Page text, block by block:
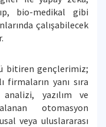
bio-medikal gibi
çalışabilecek
bitiren gençlerimiz;
yanı sıra
yazılım ve
otomasyon
veya uluslararası